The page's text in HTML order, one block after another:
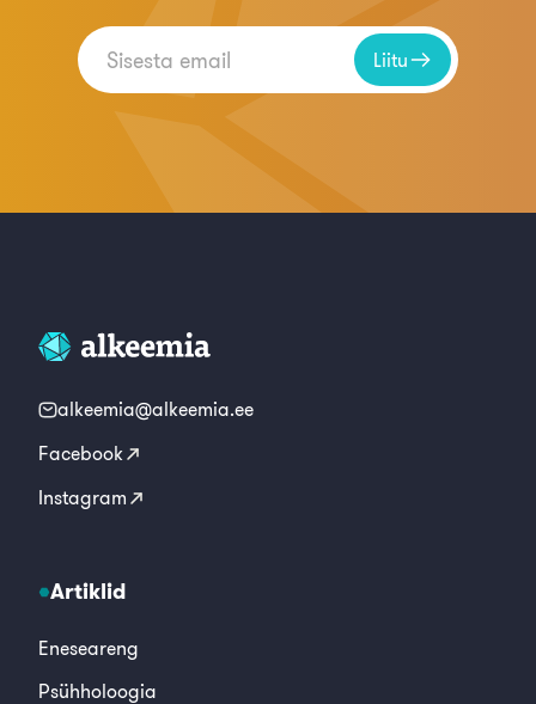
Liitu
alkeemia@alkeemia.ee
Facebook
Instagram
Artiklid
Eneseareng
Psühholoogia